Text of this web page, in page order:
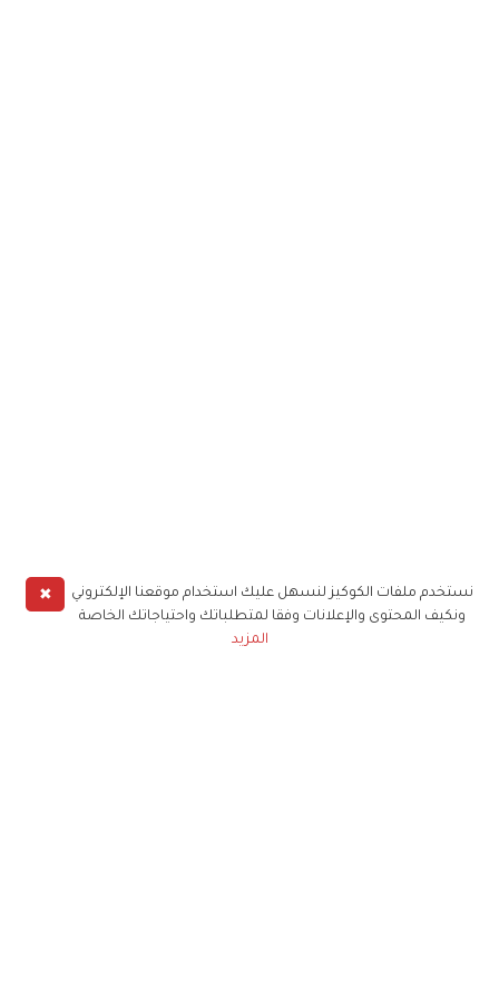
✖
نستخدم ملفات الكوكيز لنسهل عليك استخدام موقعنا الإلكتروني
ونكيف المحتوى والإعلانات وفقا لمتطلباتك واحتياجاتك الخاصة
المزيد